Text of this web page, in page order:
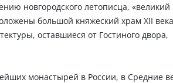
новгородского летописца, «великий
большой княжеский храм XII
оставшиеся от Гостиного двора,
монастырей в России, в Средние